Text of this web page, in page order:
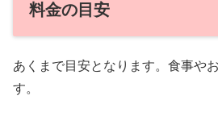
料金の目安
あくまで目安となります。食事や
す。